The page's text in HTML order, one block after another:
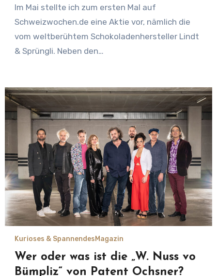
Im Mai stellte ich zum ersten Mal auf
Schweizwochen.de eine Aktie vor, nämlich die
vom weltberühtem Schokoladenhersteller Lindt
& Sprüngli. Neben den…
Kurioses & Spannendes Magazin
Wer oder was ist die „W. Nuss vo
Bümpliz“ von Patent Ochsner?